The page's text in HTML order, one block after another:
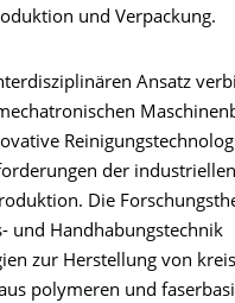
und Verpackung.
Ansatz
der industriellen
Die
und Handhabungstechnik
zur Herstellung von
polymeren und